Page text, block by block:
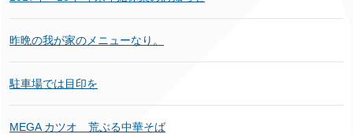
昨晩の我が家のメニューなり。
駐車場では目印を
MEGA カツオ 荒ぶる中華そば